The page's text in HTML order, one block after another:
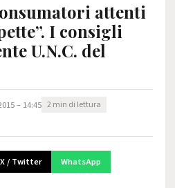
attenti
I consigli
U.N.C. del
– 14:45 2 min di lettura
X / Twitter WhatsApp